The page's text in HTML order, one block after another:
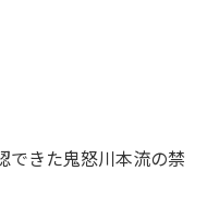
できた鬼怒川本流の禁